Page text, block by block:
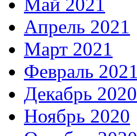
Апрель 2021
Март 2021
Февраль 2021
Декабрь 2020
Ноябрь 2020